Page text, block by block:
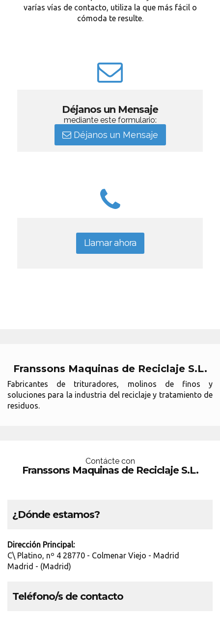
varías vías de contacto, utiliza la que más fácil o
cómoda te resulte.
Déjanos un Mensaje
mediante este formulario:
Déjanos un Mensaje
Llamar ahora
Franssons Maquinas de Reciclaje S.L.
Fabricantes de trituradores, molinos de finos y
soluciones para la industria del reciclaje y tratamiento de
residuos.
Contácte con
Franssons Maquinas de Reciclaje S.L.
¿Dónde estamos?
Dirección Principal:
C\ Platino, nº 4 28770 - Colmenar Viejo - Madrid
Madrid - (Madrid)
Teléfono/s de contacto